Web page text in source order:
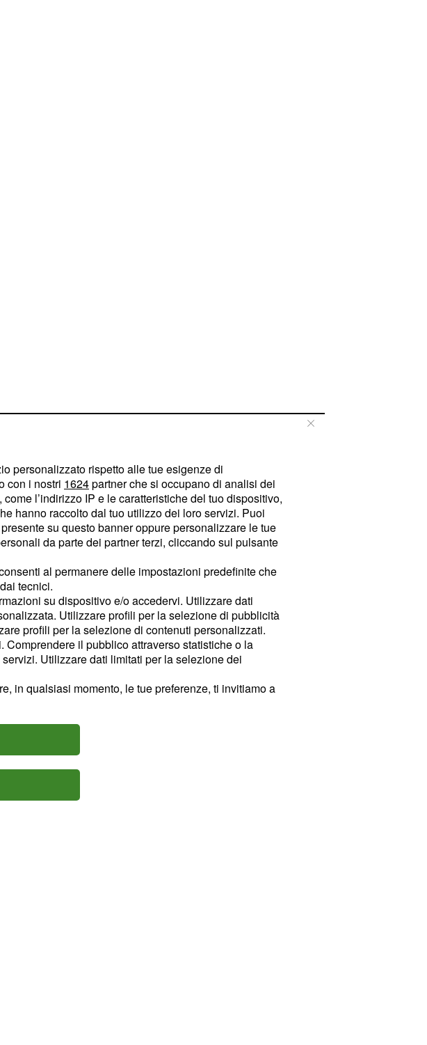
personalizzato rispetto alle tue esigenze di
con i nostri 1624partner che si occupano di analisi dei
l’indirizzo IP e le caratteristiche del tuo dispositivo,
hanno raccolto dal tuo utilizzo dei loro servizi. Puoi
presente su questo banner oppure personalizzare le tue
da parte dei partner terzi, cliccando sul pulsante
al permanere delle impostazioni predefinite che
tecnici.
su dispositivo e/o accedervi. Utilizzare dati
Utilizzare profili per la selezione di pubblicità
profili per la selezione di contenuti personalizzati.
il pubblico attraverso statistiche o la
Utilizzare dati limitati per la selezione dei
in qualsiasi momento, le tue preferenze, ti invitiamo a